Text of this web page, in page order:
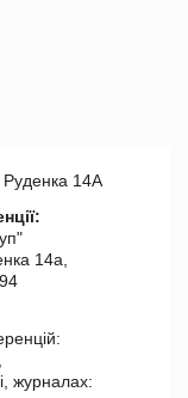
14А
14а,
журналах: